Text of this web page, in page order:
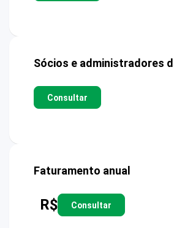
Sócios e administradores
Consultar
Faturamento anual
R$ Consultar